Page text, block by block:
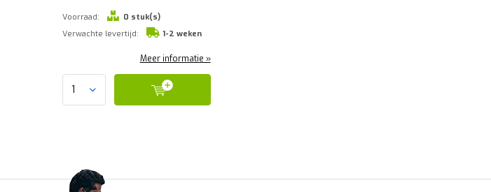
Voorraad:
0 stuk(s)
Verwachte levertijd:
1-2 weken
Meer informatie »